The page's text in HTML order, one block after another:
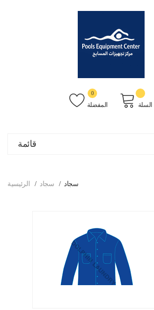
المفضلة
0
السلة
قائمة
الرئيسية سجاد سجاد